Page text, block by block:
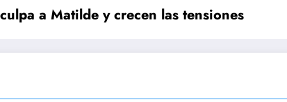
a Matilde y crecen las tensiones